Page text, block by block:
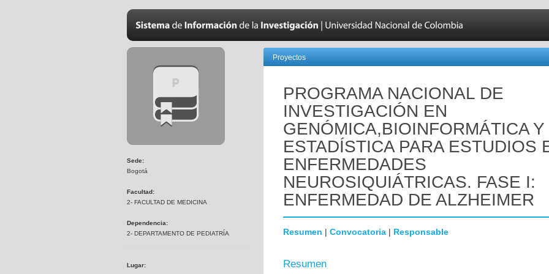
Sede:
Bogotá
Facultad:
2- FACULTAD DE MEDICINA
Dependencia:
2- DEPARTAMENTO DE PEDIATRÍA
Lugar:
Proyectos
PROGRAMA NACIONAL DE
INVESTIGACIÓN EN
GENÓMICA,BIOINFORMÁTICA Y
ESTADÍSTICA PARA ESTUDIOS
ENFERMEDADES
NEUROSIQUIÁTRICAS. FASE I:
ENFERMEDAD DE ALZHEIMER
Resumen | Convocatoria | Responsable
Resumen